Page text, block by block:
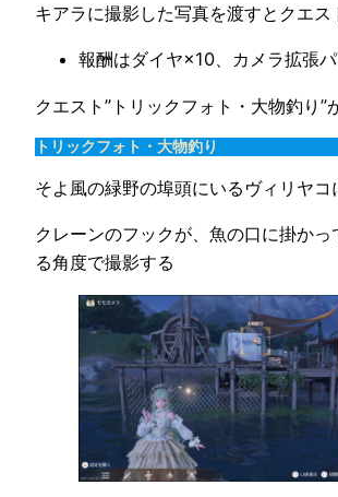
キアラに撮影した写真を渡すとクエス
報酬はダイヤ×10、カメラ拡張
クエスト”トリックフォト・大物釣り”
トリックフォト・大物釣り
そよ風の緑野の埠頭にいるヴィリヤコ
クレーンのフックが、魚の口に掛かっ
る角度で撮影する